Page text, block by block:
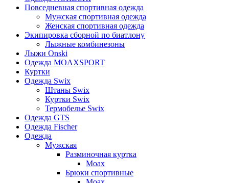
Повседневная спортивная одежда
Мужская спортивная одежда
Женская спортивная одежда
Экипировка сборной по биатлону
Лыжные комбинезоны
Лыжи Onski
Одежда MOAXSPORT
Куртки
Одежда Swix
Штаны Swix
Куртки Swix
Термобелье Swix
Одежда GTS
Одежда Fischer
Одежда
Мужская
Разминочная куртка
Moax
Брюки спортивные